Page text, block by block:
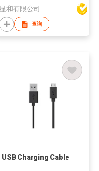
显和有限公司
查询
USB Charging Cable